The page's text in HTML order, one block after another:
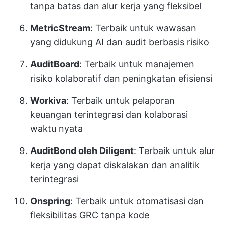
tanpa batas dan alur kerja yang fleksibel
MetricStream: Terbaik untuk wawasan
yang didukung AI dan audit berbasis risiko
AuditBoard: Terbaik untuk manajemen
risiko kolaboratif dan peningkatan efisiensi
Workiva: Terbaik untuk pelaporan
keuangan terintegrasi dan kolaborasi
waktu nyata
AuditBond oleh Diligent: Terbaik untuk alur
kerja yang dapat diskalakan dan analitik
terintegrasi
Onspring: Terbaik untuk otomatisasi dan
fleksibilitas GRC tanpa kode